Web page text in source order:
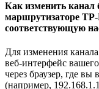
Как изменить канал
маршрутизаторе
соответствующую
Для изменения
веб-интерфейс
через браузер, где вы
(например,